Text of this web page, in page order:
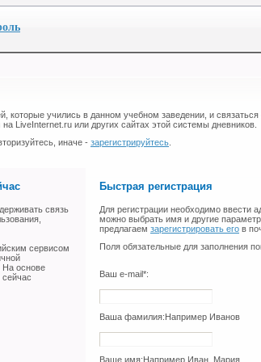
которые учились в данном учебном заведении, и связаться
LiveInternet.ru или других сайтах этой системы дневников.
иначе - зарегистрируйтесь
связь
сервисом
На основе
Быстрая регистрация
Для регистрации необходимо ввести
можно выбрать имя и другие
предлагаем зарегистрировать его в
Поля обязательные для заполнения
Ваш e-mail*:
Ваша фамилия: Например Иванов
Ваше имя: Например Иван, Мария